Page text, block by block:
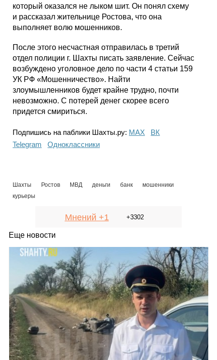
который оказался не лыком шит. Он понял схему
и рассказал жительнице Ростова, что она
выполняет волю мошенников.
После этого несчастная отправилась в третий
отдел полиции г. Шахты писать заявление. Сейчас
возбуждено уголовное дело по части 4 статьи 159
УК РФ «Мошенничество». Найти
злоумышленников будет крайне трудно, почти
невозможно. С потерей денег скорее всего
придется смириться.
Подпишись на паблики Шахты.ру: МАХ
ВК
Telegram
Одноклассники
Шахты Ростов МВД деньги банк
мошенники
курьеры
Мнений +1 +3302
Еще новости